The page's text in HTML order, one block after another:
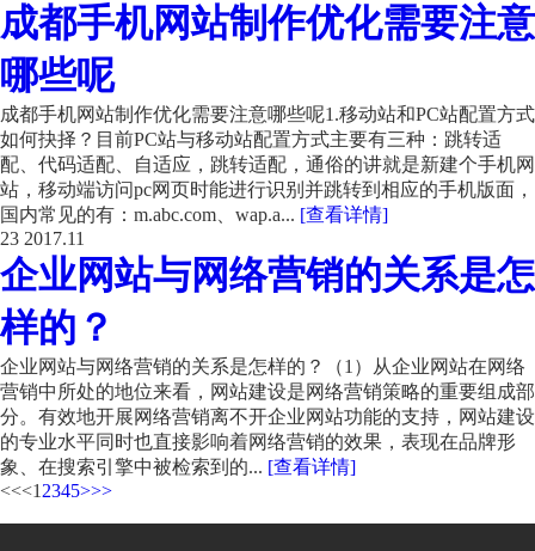
成都手机网站制作优化需要注意
哪些呢
成都手机网站制作优化需要注意哪些呢1.移动站和PC站配置方式
如何抉择？目前PC站与移动站配置方式主要有三种：跳转适
配、代码适配、自适应，跳转适配，通俗的讲就是新建个手机网
站，移动端访问pc网页时能进行识别并跳转到相应的手机版面，
国内常见的有：m.abc.com、wap.a... [查看详情]
23 2017.11
企业网站与网络营销的关系是怎
样的？
企业网站与网络营销的关系是怎样的？（1）从企业网站在网络
营销中所处的地位来看，网站建设是网络营销策略的重要组成部
分。有效地开展网络营销离不开企业网站功能的支持，网站建设
的专业水平同时也直接影响着网络营销的效果，表现在品牌形
象、在搜索引擎中被检索到的... [查看详情]
<<<1 2345>>>